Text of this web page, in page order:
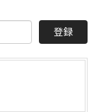
登録